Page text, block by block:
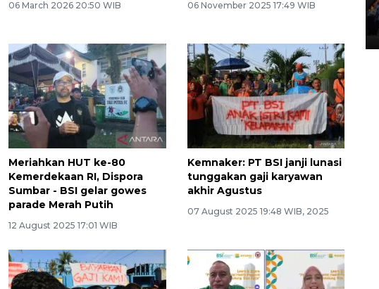
06 March 2026 20:50 WIB 06 November 2025 17:49 WIB
Meriahkan HUT ke-80
Kemerdekaan RI, Dispora
Sumbar - BSI gelar gowes
parade Merah Putih
12 August 2025 17:01 WIB
Kemnaker: PT BSI janji lunasi
tunggakan gaji karyawan
akhir Agustus
07 August 2025 19:48 WIB, 2025
Lintas Sumatera di Sumbar